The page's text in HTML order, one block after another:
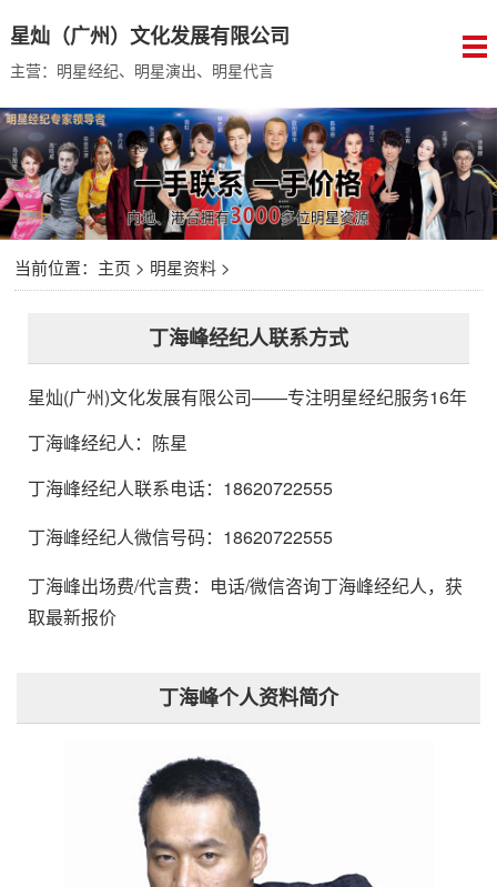
星灿（广州）文化发展有限公司
主营：明星经纪、明星演出、明星代言
当前位置： 主页 > 明星资料>
丁海峰经纪人联系方式
星灿(广州)文化发展有限公司——专注明星经纪服务16年
丁海峰经纪人： 陈星
丁海峰经纪人联系电话：18620722555
丁海峰经纪人微信号码：18620722555
丁海峰出场费/代言费：电话/微信咨询丁海峰经纪人，获
取最新报价
丁海峰个人资料简介